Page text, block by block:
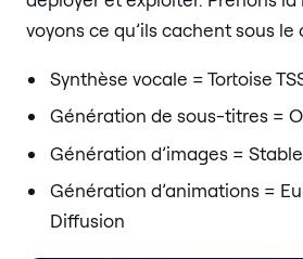
voyons ce qu’ils cachent sous le
Synthèse vocale = Tortoise
Génération de sous-titres =
Génération d’images =
Génération d’animations =
Diffusion